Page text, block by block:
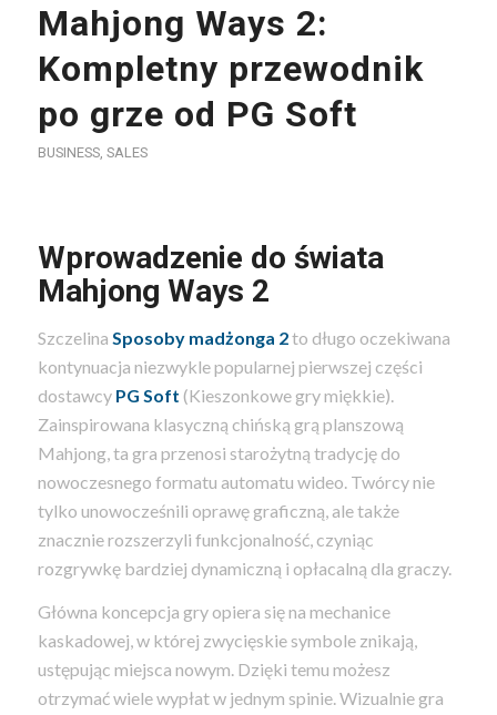
Mahjong Ways 2:
Kompletny przewodnik
po grze od PG Soft
BUSINESS, SALES
Wprowadzenie do świata
Mahjong Ways 2
Szczelina Sposoby madżonga 2to długo oczekiwana
kontynuacja niezwykle popularnej pierwszej części
dostawcy PG Soft (Kieszonkowe gry miękkie).
Zainspirowana klasyczną chińską grą planszową
Mahjong, ta gra przenosi starożytną tradycję do
nowoczesnego formatu automatu wideo. Twórcy nie
tylko unowocześnili oprawę graficzną, ale także
znacznie rozszerzyli funkcjonalność, czyniąc
rozgrywkę bardziej dynamiczną i opłacalną dla graczy.
Główna koncepcja gry opiera się na mechanice
kaskadowej, w której zwycięskie symbole znikają,
ustępując miejsca nowym. Dzięki temu możesz
otrzymać wiele wypłat w jednym spinie. Wizualnie gra